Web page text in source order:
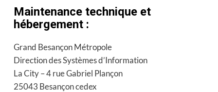
Maintenance technique et
hébergement :
Grand Besançon Métropole
Direction des Systèmes d’Information
La City – 4 rue Gabriel Plançon
25043 Besançon cedex